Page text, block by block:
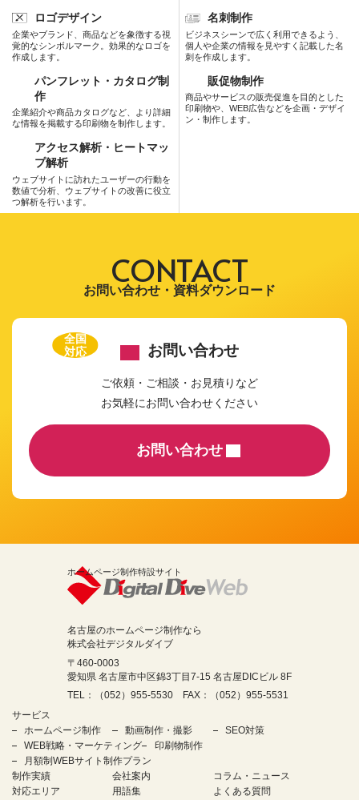
ロゴデザイン
企業やブランド、商品などを象徴する視
覚的なシンボルマーク。効果的なロゴを
作成します。
名刺制作
ビジネスシーンで広く利用できるよう、
個人や企業の情報を見やすく記載した名
刺を作成します。
パンフレット・カタログ制
作
企業紹介や商品カタログなど、より詳細
な情報を掲載する印刷物を制作します。
販促物制作
商品やサービスの販売促進を目的とした
印刷物や、WEB広告などを企画・デザイ
ン・制作します。
アクセス解析・ヒートマッ
プ解析
ウェブサイトに訪れたユーザーの行動を
数値で分析、ウェブサイトの改善に役立
つ解析を行います。
CONTACT
お問い合わせ・資料ダウンロード
全国
対応
お問い合わせ
ご依頼・ご相談・お見積りなど
お気軽にお問い合わせください
お問い合わせ
ホームページ制作特設サイト
名古屋のホームページ制作なら
株式会社デジタルダイブ
〒460-0003
愛知県 名古屋市中区錦3丁目7-15 名古屋DICビル 8F
TEL：（052）955-5530 FAX：（052）955-5531
サービス
ホームページ制作
動画制作・撮影
SEO対策
WEB戦略・マーケティング
印刷物制作
月額制WEBサイト制作プラン
制作実績
会社案内
コラム・ニュース
対応エリア
用語集 よくある質問